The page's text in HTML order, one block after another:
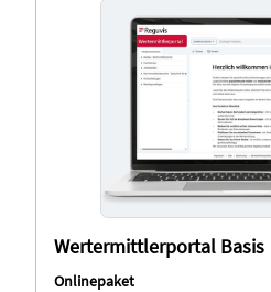
Wertermittlerportal Basis
Onlinepaket